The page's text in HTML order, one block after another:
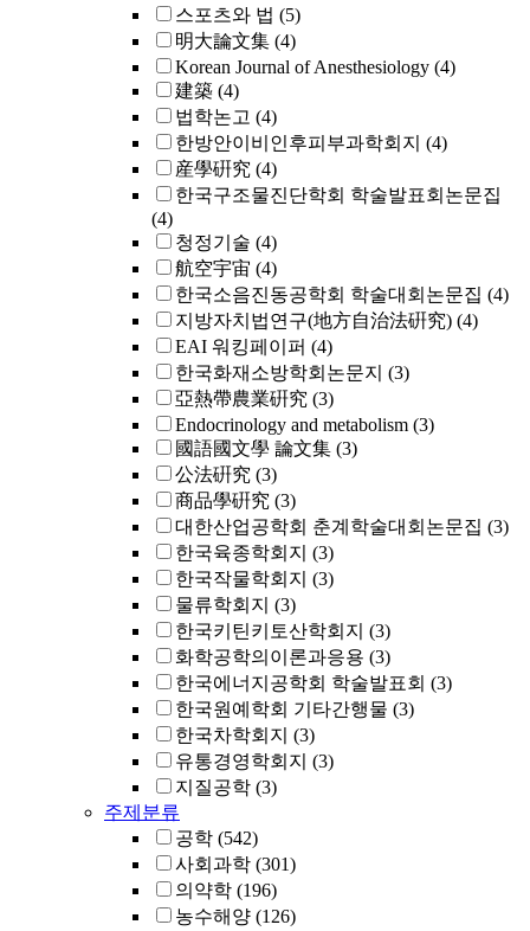
스포츠와 법 (5)
明大論文集 (4)
Korean Journal of Anesthesiology (4)
建築 (4)
법학논고 (4)
한방안이비인후피부과학회지 (4)
産學硏究 (4)
한국구조물진단학회 학술발표회논문집
(4)
청정기술 (4)
航空宇宙 (4)
한국소음진동공학회 학술대회논문집 (4)
지방자치법연구(地方自治法硏究) (4)
EAI 워킹페이퍼 (4)
한국화재소방학회논문지 (3)
亞熱帶農業硏究 (3)
Endocrinology and metabolism (3)
國語國文學 論文集 (3)
公法硏究 (3)
商品學硏究 (3)
대한산업공학회 춘계학술대회논문집 (3)
한국육종학회지 (3)
한국작물학회지 (3)
물류학회지 (3)
한국키틴키토산학회지 (3)
화학공학의이론과응용 (3)
한국에너지공학회 학술발표회 (3)
한국원예학회 기타간행물 (3)
한국차학회지 (3)
유통경영학회지 (3)
지질공학 (3)
주제분류
공학 (542)
사회과학 (301)
의약학 (196)
농수해양 (126)